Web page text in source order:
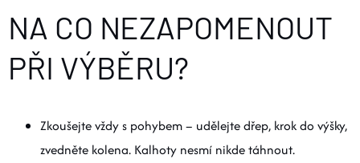
NA CO NEZAPOMENOUT
PŘI VÝBĚRU?
Zkoušejte vždy s pohybem – udělejte dřep, krok do výšky,
zvedněte kolena. Kalhoty nesmí nikde táhnout.